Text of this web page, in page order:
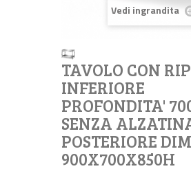
Vedi ingrandita
TAVOLO CON
INFERIORE
PROFONDITA'
SENZA
POSTERIORE DIM
900X700X850H